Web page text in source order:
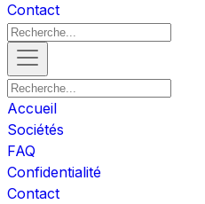
Contact
Accueil
Sociétés
FAQ
Confidentialité
Contact